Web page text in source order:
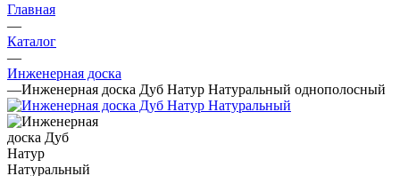
Главная
—
Каталог
—
Инженерная доска
—Инженерная доска Дуб Натур Натуральный однополосный